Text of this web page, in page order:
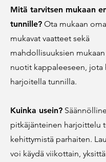
Mitä tarvitsen mukaan
tunnille? Ota mukaan
mukavat vaatteet sekä
mahdollisuuksien mukaan
nuotit kappaleeseen, jota
harjoitella tunnilla.
Kuinka usein?
pitkäjänteinen harjoittelu
kehittymistä parhaiten. L
voi käydä viikottain,